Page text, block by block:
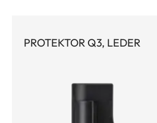
PROTEKTOR Q3, LEDER